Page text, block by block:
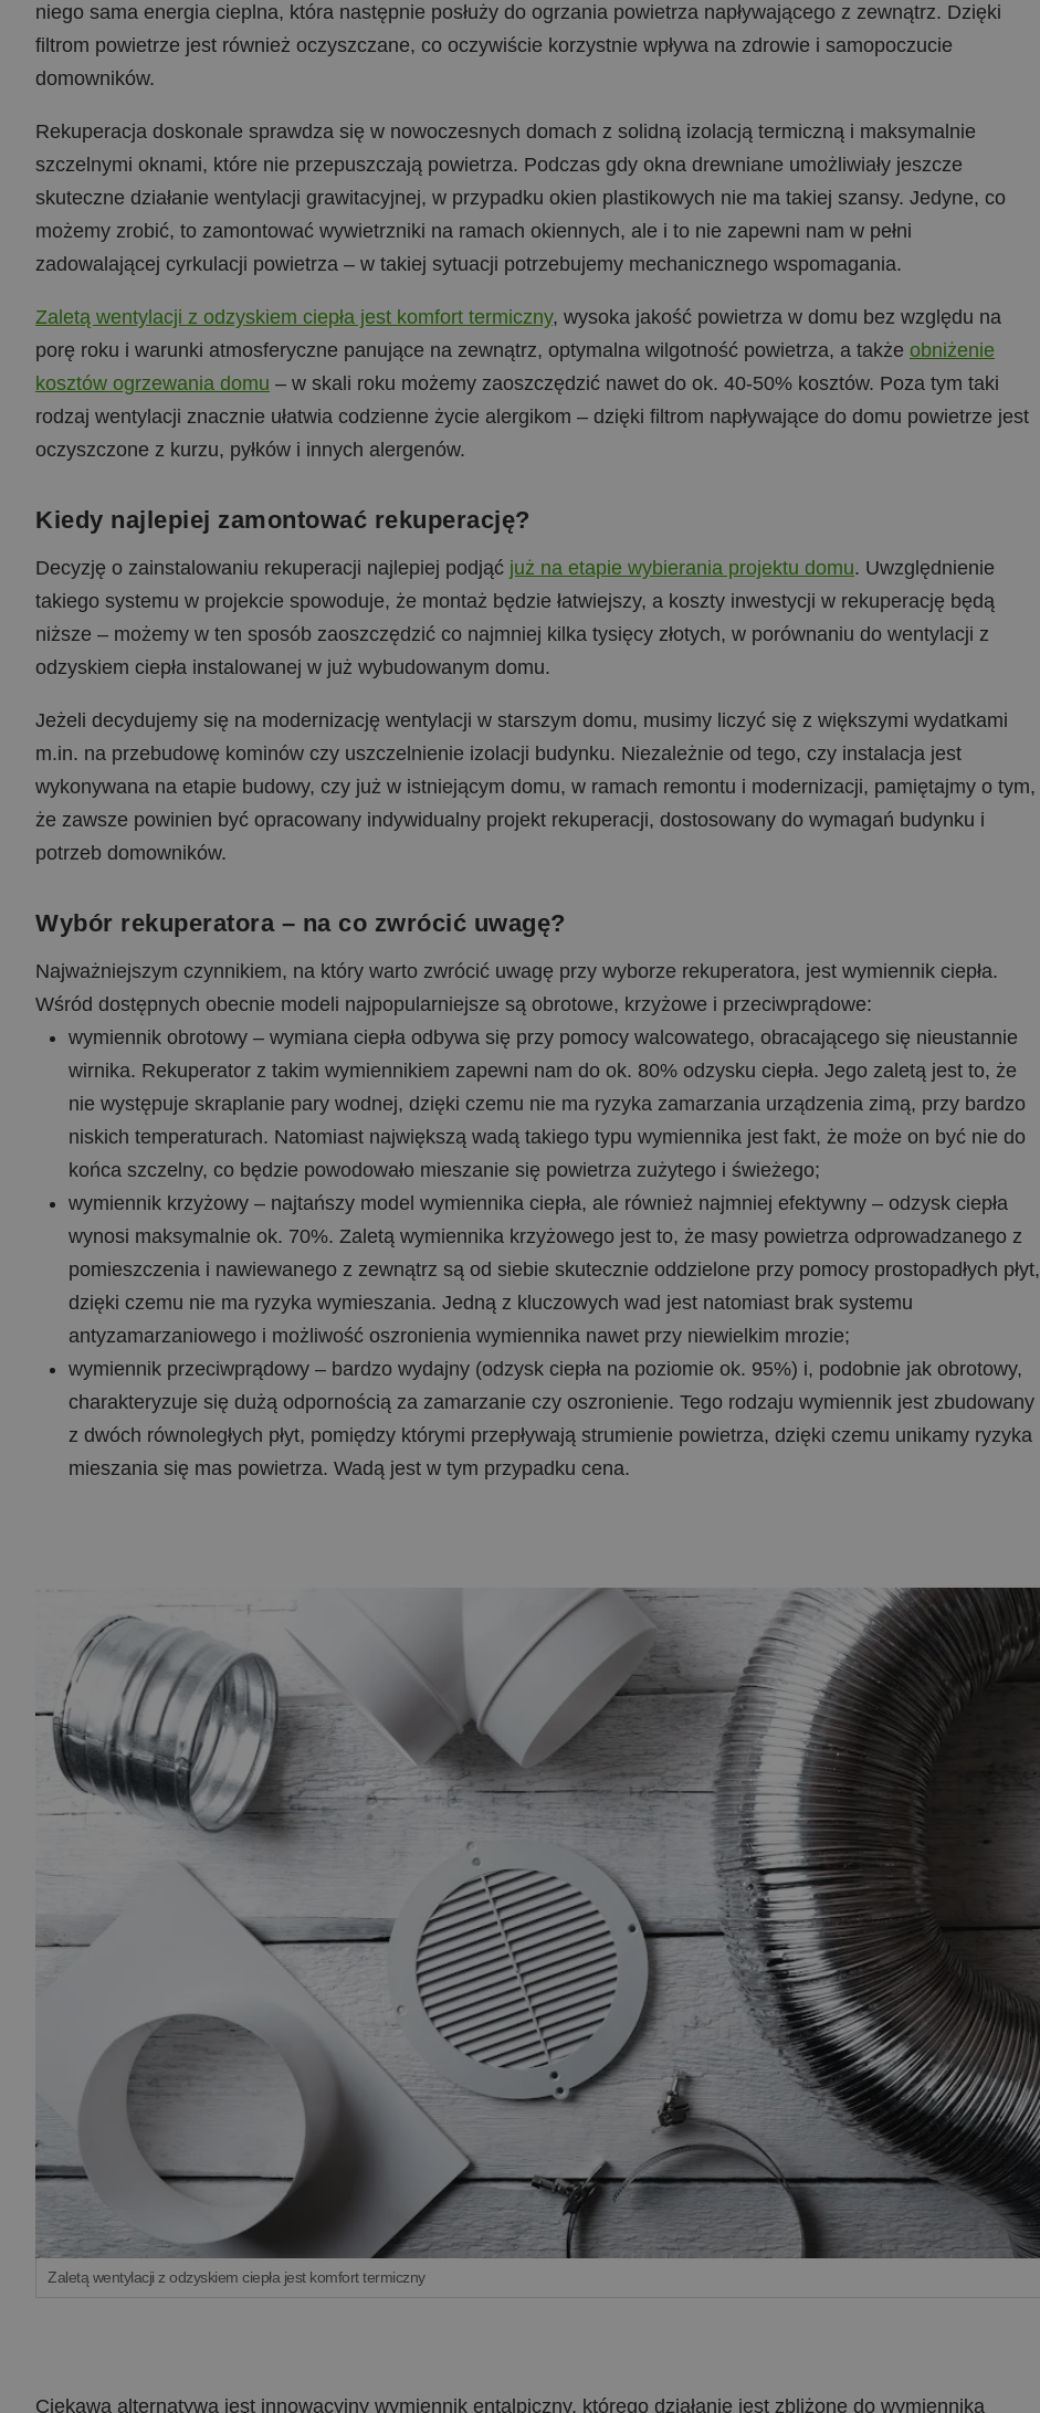
niego sama energia cieplna, która następnie posłuży do ogrzania powietrza napływającego z zewnątrz. Dzięki
filtrom powietrze jest również oczyszczane, co oczywiście korzystnie wpływa na zdrowie i samopoczucie
domowników.
Rekuperacja doskonale sprawdza się w nowoczesnych domach z solidną izolacją termiczną i maksymalnie
szczelnymi oknami, które nie przepuszczają powietrza. Podczas gdy okna drewniane umożliwiały jeszcze
skuteczne działanie wentylacji grawitacyjnej, w przypadku okien plastikowych nie ma takiej szansy. Jedyne, co
możemy zrobić, to zamontować wywietrzniki na ramach okiennych, ale i to nie zapewni nam w pełni
zadowalającej cyrkulacji powietrza – w takiej sytuacji potrzebujemy mechanicznego wspomagania.
Zaletą wentylacji z odzyskiem ciepła jest komfort termiczny, wysoka jakość powietrza w domu bez względu na
porę roku i warunki atmosferyczne panujące na zewnątrz, optymalna wilgotność powietrza, a także obniżenie
kosztów ogrzewania domu – w skali roku możemy zaoszczędzić nawet do ok. 40-50% kosztów. Poza tym taki
rodzaj wentylacji znacznie ułatwia codzienne życie alergikom – dzięki filtrom napływające do domu powietrze jest
oczyszczone z kurzu, pyłków i innych alergenów.
Kiedy najlepiej zamontować rekuperację?
Decyzję o zainstalowaniu rekuperacji najlepiej podjąć już na etapie wybierania projektu domu. Uwzględnienie
takiego systemu w projekcie spowoduje, że montaż będzie łatwiejszy, a koszty inwestycji w rekuperację będą
niższe – możemy w ten sposób zaoszczędzić co najmniej kilka tysięcy złotych, w porównaniu do wentylacji z
odzyskiem ciepła instalowanej w już wybudowanym domu.
Jeżeli decydujemy się na modernizację wentylacji w starszym domu, musimy liczyć się z większymi wydatkami
m.in. na przebudowę kominów czy uszczelnienie izolacji budynku. Niezależnie od tego, czy instalacja jest
wykonywana na etapie budowy, czy już w istniejącym domu, w ramach remontu i modernizacji, pamiętajmy o tym,
że zawsze powinien być opracowany indywidualny projekt rekuperacji, dostosowany do wymagań budynku i
potrzeb domowników.
Wybór rekuperatora – na co zwrócić uwagę?
Najważniejszym czynnikiem, na który warto zwrócić uwagę przy wyborze rekuperatora, jest wymiennik ciepła.
Wśród dostępnych obecnie modeli najpopularniejsze są obrotowe, krzyżowe i przeciwprądowe:
wymiennik obrotowy – wymiana ciepła odbywa się przy pomocy walcowatego, obracającego się nieustannie
wirnika. Rekuperator z takim wymiennikiem zapewni nam do ok. 80% odzysku ciepła. Jego zaletą jest to, że
nie występuje skraplanie pary wodnej, dzięki czemu nie ma ryzyka zamarzania urządzenia zimą, przy bardzo
niskich temperaturach. Natomiast największą wadą takiego typu wymiennika jest fakt, że może on być nie do
końca szczelny, co będzie powodowało mieszanie się powietrza zużytego i świeżego;
wymiennik krzyżowy – najtańszy model wymiennika ciepła, ale również najmniej efektywny – odzysk ciepła
wynosi maksymalnie ok. 70%. Zaletą wymiennika krzyżowego jest to, że masy powietrza odprowadzanego z
pomieszczenia i nawiewanego z zewnątrz są od siebie skutecznie oddzielone przy pomocy prostopadłych płyt,
dzięki czemu nie ma ryzyka wymieszania. Jedną z kluczowych wad jest natomiast brak systemu
antyzamarzaniowego i możliwość oszronienia wymiennika nawet przy niewielkim mrozie;
wymiennik przeciwprądowy – bardzo wydajny (odzysk ciepła na poziomie ok. 95%) i, podobnie jak obrotowy,
charakteryzuje się dużą odpornością za zamarzanie czy oszronienie. Tego rodzaju wymiennik jest zbudowany
z dwóch równoległych płyt, pomiędzy którymi przepływają strumienie powietrza, dzięki czemu unikamy ryzyka
mieszania się mas powietrza. Wadą jest w tym przypadku cena.
Zaletą wentylacji z odzyskiem ciepła jest komfort termiczny
Ciekawą alternatywą jest innowacyjny wymiennik entalpiczny, którego działanie jest zbliżone do wymiennika